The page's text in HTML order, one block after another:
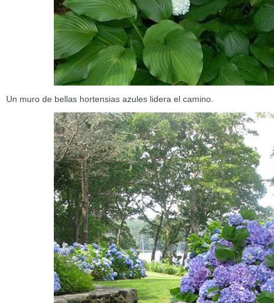
Un muro de bellas hortensias azules lidera el camino.